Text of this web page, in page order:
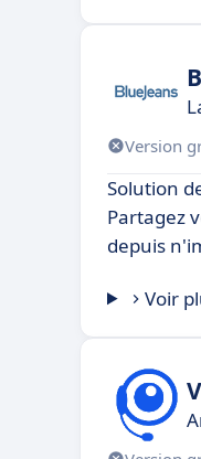
Version
Solution
Partagez
depuis
Voir